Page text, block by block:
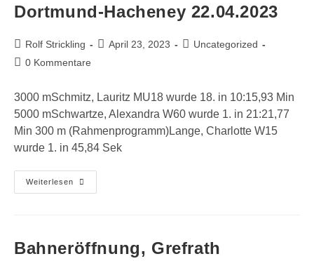
Dortmund-Hacheney 22.04.2023
Beitrags-
Autor:
Rolf Strickling
Beitrag
April 23, 2023
Beitrags-
Uncategorized
Beitrags-
0 Kommentare
3000 mSchmitz, Lauritz MU18 wurde 18. in 10:15,93 Min
5000 mSchwartze, Alexandra W60 wurde 1. in 21:21,77
Min 300 m (Rahmenprogramm)Lange, Charlotte W15
wurde 1. in 45,84 Sek
Weiterlesen
NRW
Lanfstreckenmeisterschaften,
Bahneröffnung, Grefrath